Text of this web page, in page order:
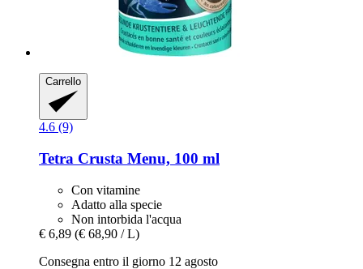
Carrello
4.6 (9)
Tetra Crusta Menu, 100 ml
Con vitamine
Adatto alla specie
Non intorbida l'acqua
€ 6,89 (€ 68,90 / L)
Consegna entro il giorno 12 agosto